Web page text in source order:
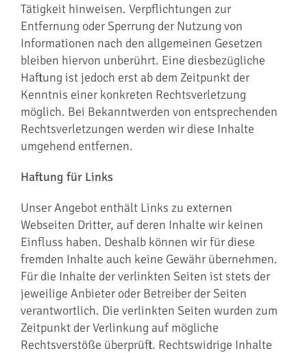
Tätigkeit hinweisen. Verpflichtungen zur
Entfernung oder Sperrung der Nutzung von
Informationen nach den allgemeinen Gesetzen
bleiben hiervon unberührt. Eine diesbezügliche
Haftung ist jedoch erst ab dem Zeitpunkt der
Kenntnis einer konkreten Rechtsverletzung
möglich. Bei Bekanntwerden von entsprechenden
Rechtsverletzungen werden wir diese Inhalte
umgehend entfernen.
Haftung für Links
Unser Angebot enthält Links zu externen
Webseiten Dritter, auf deren Inhalte wir keinen
Einfluss haben. Deshalb können wir für diese
fremden Inhalte auch keine Gewähr übernehmen.
Für die Inhalte der verlinkten Seiten ist stets der
jeweilige Anbieter oder Betreiber der Seiten
verantwortlich. Die verlinkten Seiten wurden zum
Zeitpunkt der Verlinkung auf mögliche
Rechtsverstöße überprüft. Rechtswidrige Inhalte